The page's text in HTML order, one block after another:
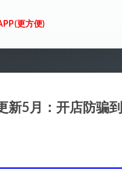
更方便)
新5月：开店防骗